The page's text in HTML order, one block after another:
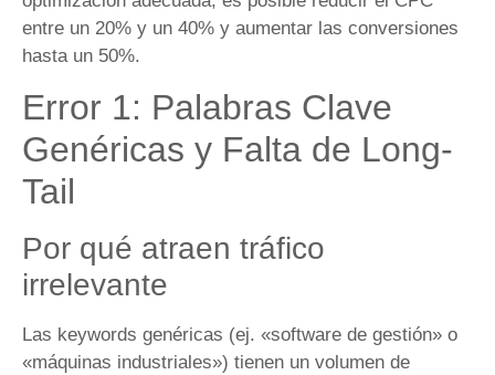
entre un 20% y un 40% y aumentar las conversiones
hasta un 50%.
Error 1: Palabras Clave
Genéricas y Falta de Long-
Tail
Por qué atraen tráfico
irrelevante
Las keywords genéricas (ej. «software de gestión» o
«máquinas industriales») tienen un volumen de